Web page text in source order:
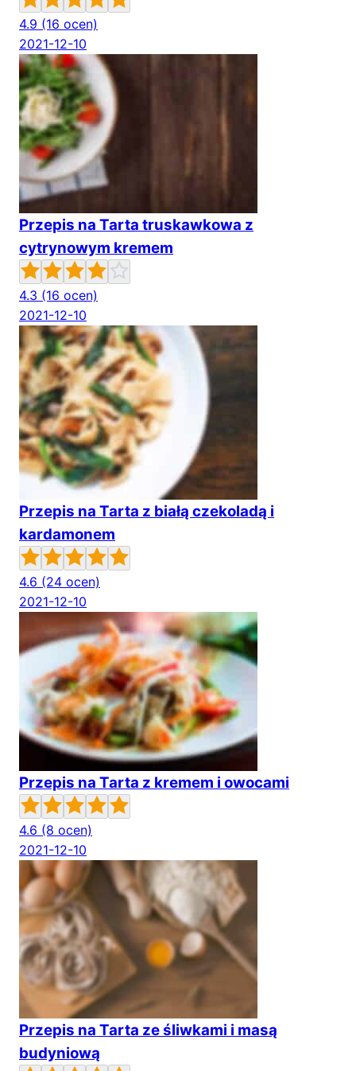
4.9 (16 ocen)
2021-12-10
Przepis na Tarta truskawkowa z
cytrynowym kremem
4.3 (16 ocen)
2021-12-10
Przepis na Tarta z białą czekoladą i
kardamonem
4.6 (24 ocen)
2021-12-10
Przepis na Tarta z kremem i owocami
4.6 (8 ocen)
2021-12-10
Przepis na Tarta ze śliwkami i masą
budyniową